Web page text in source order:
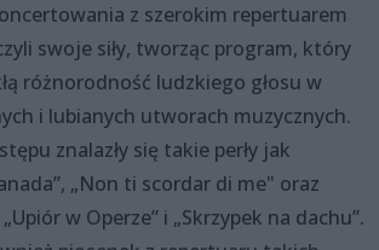
z szerokim repertuarem
swoje siły, tworząc program, który
różnorodność ludzkiego głosu w
i lubianych utworach muzycznych.
znalazły się takie perły jak
„Non ti scordar di me" oraz
w Operze” i „Skrzypek na dachu”.